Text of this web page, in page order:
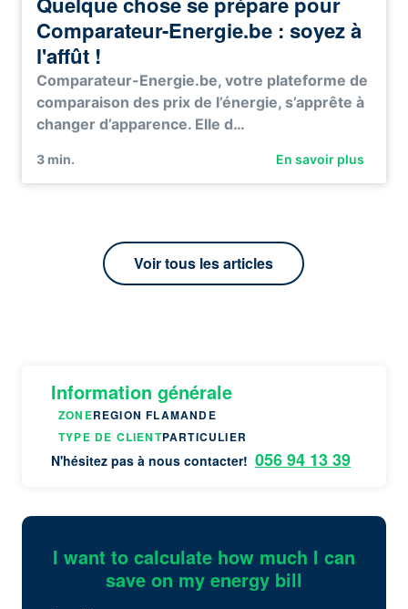
Comparateur-Energie.be : soyez à
l'affût !
Comparateur-Energie.be, votre plateforme de
comparaison des prix de l’énergie, s’apprête à
changer d’apparence. Elle d…
3 min. En savoir plus
Voir tous les articles
Information générale
ZONEREGION FLAMANDE
TYPE DE CLIENTPARTICULIER
N'hésitez pas à nous contacter! 056 94 13 39
I want to calculate how much I can
save on my energy bill